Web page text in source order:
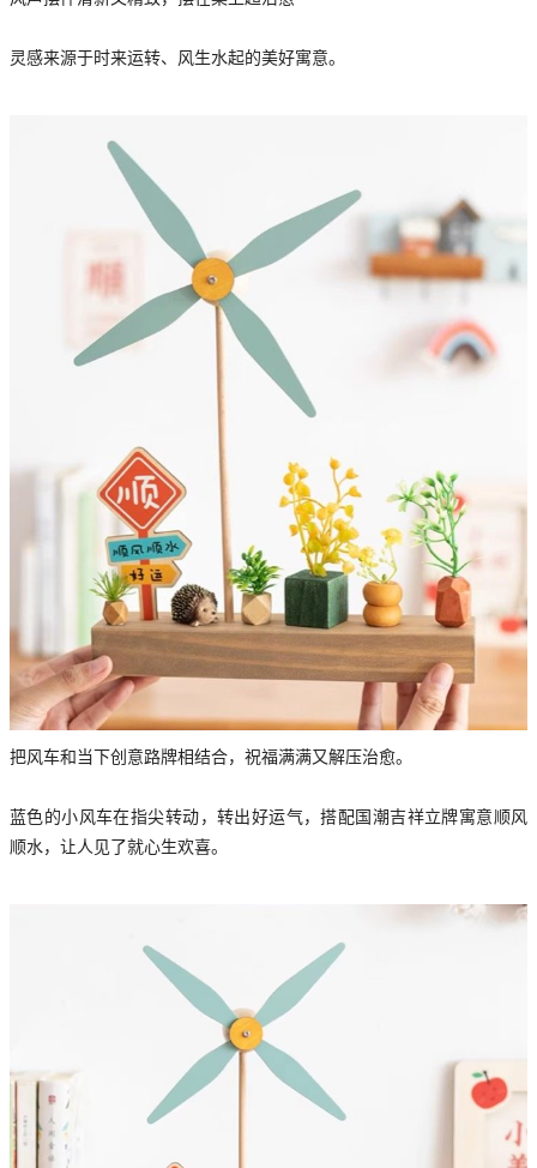
灵感来源于时来运转、风生水起的美好寓意。
把风车和当下创意路牌相结合，祝福满满又解压治愈。
蓝色的小风车在指尖转动，转出好运气，搭配国潮吉祥立牌寓意顺风
顺水，让人见了就心生欢喜。